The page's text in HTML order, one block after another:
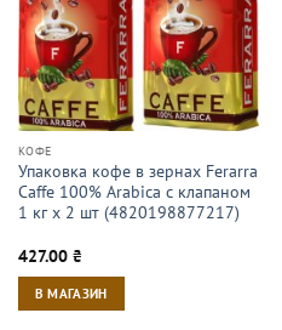
КОФЕ
Упаковка кофе в зернах Ferarra
Caffe 100% Arabica с клапаном
1 кг х 2 шт (4820198877217)
427.00 ₴
В МАГАЗИН